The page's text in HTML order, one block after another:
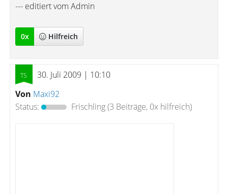
--- editiert vom Admin
0x Hilfreich
30. Juli 2009 | 10:10
Von Maxi92
Status:
Frischling(3 Beiträge, 0x hilfreich)